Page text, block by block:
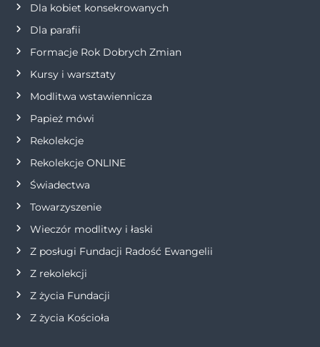
w
p
i
s
u
Dla kobiet konsekrowanych
Dla parafii
Formacje Rok Dobrych Zmian
Kursy i warsztaty
Modlitwa wstawiennicza
Papież mówi
Rekolekcje
Rekolekcje ONLINE
Świadectwa
Towarzyszenie
Wieczór modlitwy i łaski
Z posługi Fundacji Radość Ewangelii
Z rekolekcji
Z życia Fundacji
Z życia Kościoła